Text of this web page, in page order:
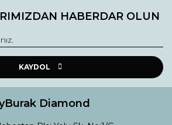
için teşekkür ederiz.
bozuk veya görüntülenemiyor.
eksik bilgiler bulunuyor.
daha pahalı.
HABERDAR OLUN
KAYDOL
Diamond